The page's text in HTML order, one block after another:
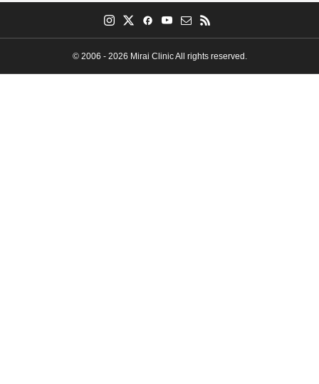
© 2006 - 2026 Mirai Clinic All rights reserved.